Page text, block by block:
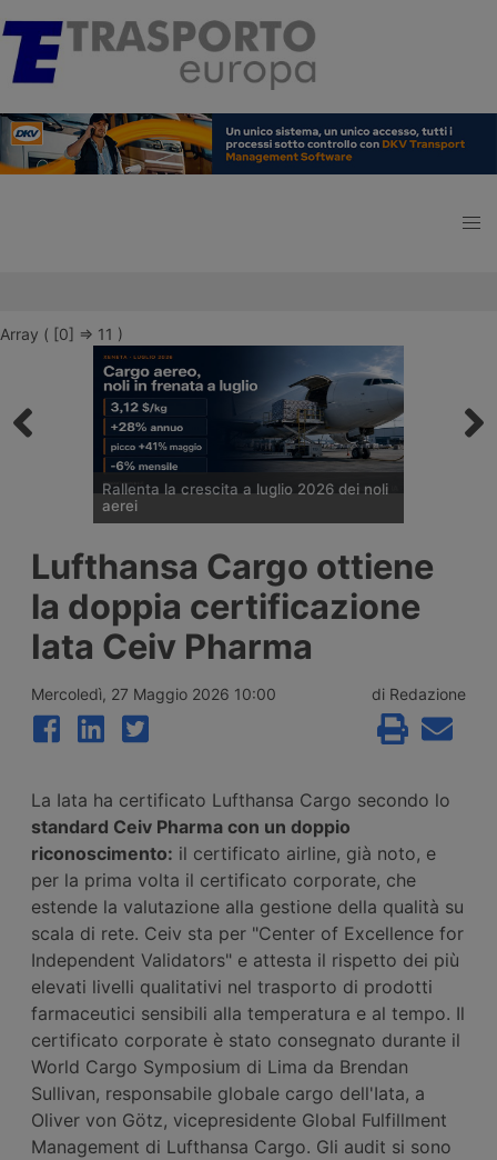
Array ( [0] => 11 )
Rallenta la crescita a luglio 2026 dei noli
aerei
sono saliti del 28% su base annua a luglio,
a 3,12 dollari per kg, ma il ritmo di crescita
rallenta per il secondo mese consecutivo.
Secondo Xeneta il mercato affronta una
seconda metà del 2026 più debole, con
pochi segnali di stagione di punta.
Lufthansa Cargo ottiene
la doppia certificazione
Iata Ceiv Pharma
Mercoledì, 27 Maggio 2026 10:00 di Redazione
La Iata ha certificato Lufthansa Cargo secondo lo
standard Ceiv Pharma con un doppio
riconoscimento: il certificato airline, già noto, e
per la prima volta il certificato corporate, che
estende la valutazione alla gestione della qualità su
scala di rete. Ceiv sta per "Center of Excellence for
Independent Validators" e attesta il rispetto dei più
elevati livelli qualitativi nel trasporto di prodotti
farmaceutici sensibili alla temperatura e al tempo. Il
certificato corporate è stato consegnato durante il
World Cargo Symposium di Lima da Brendan
Sullivan, responsabile globale cargo dell'Iata, a
Oliver von Götz, vicepresidente Global Fulfillment
Management di Lufthansa Cargo. Gli audit si sono